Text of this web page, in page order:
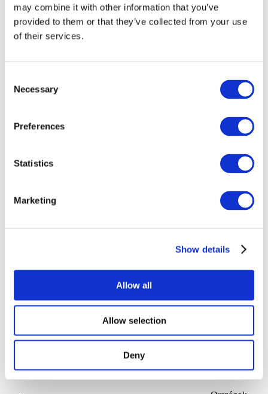
may combine it with other information that you’ve
provided to them or that they’ve collected from your use
of their services.
Selection
Necessary
Preferences
Statistics
Marketing
Show details
Allow all
Allow selection
Deny
Összes
Concertos